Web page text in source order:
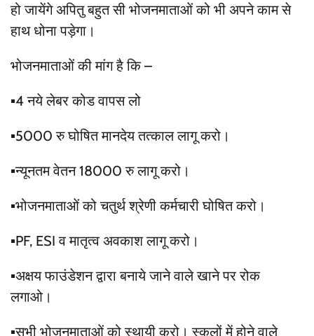
हो जायेंगे अपितु बहुत सी भोजनमाताओं को भी अपने काम से
हाथ धोना पड़ेगा।
भोजनमाताओं की मांग है कि –
▪️4 नये लेबर कोड वापस लो
▪️5000 रु घोषित मानदेय तत्काल लागू करो।
▪️न्यूनतम वेतन 18000 रु लागू करो।
▪️भोजनमाताओं को चतुर्थ श्रेणी कर्मचारी घोषित करो।
▪️PF, ESI व मातृत्व अवकाश लागू करो।
▪️अक्षय फाउंडेशन द्वारा बनाये जाने वाले खाने पर रोक
लगाओ।
▪️सभी भोजनमाताओं को स्थायी करो। स्कूलों में होने वाले